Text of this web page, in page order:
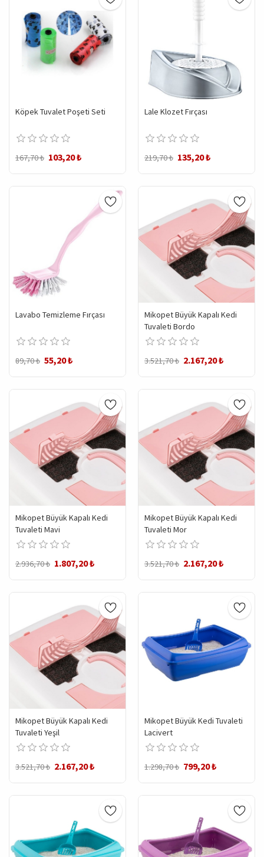
Köpek Tuvalet Poşeti Seti
167,70 ₺ 103,20 ₺
Lale Klozet Fırçası
219,70 ₺ 135,20 ₺
Lavabo Temizleme Fırçası
89,70 ₺ 55,20 ₺
Mikopet Büyük Kapalı Kedi
Tuvaleti Bordo
3.521,70 ₺ 2.167,20 ₺
Mikopet Büyük Kapalı Kedi
Tuvaleti Mavi
2.936,70 ₺ 1.807,20 ₺
Mikopet Büyük Kapalı Kedi
Tuvaleti Mor
3.521,70 ₺ 2.167,20 ₺
Mikopet Büyük Kapalı Kedi
Tuvaleti Yeşil
3.521,70 ₺ 2.167,20 ₺
Mikopet Büyük Kedi Tuvaleti
Lacivert
1.298,70 ₺ 799,20 ₺